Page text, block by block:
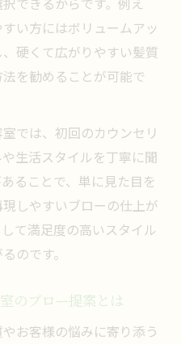
い方にはボリュームアッ
硬くて広がりやすい髪質
を勧めることが可能で
では、初回のカウンセリ
生活スタイルを丁寧に聞
ることで、単に見た目を
しやすいブローの仕上が
て満足度の高いスタイル
のです。
のブロー提案とは
お客様の悩みに寄り添う